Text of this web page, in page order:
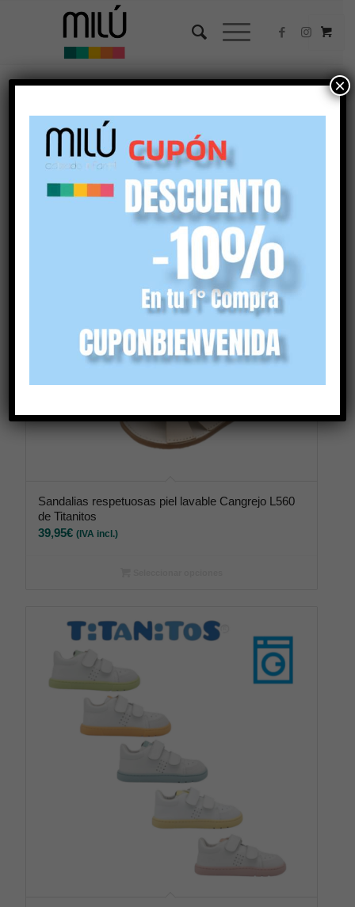
Por defecto
45 Artículos por página
Sandalias respetuosas piel lavable Cangrejo L560
de Titanitos
39,95€ (IVA incl.)
×